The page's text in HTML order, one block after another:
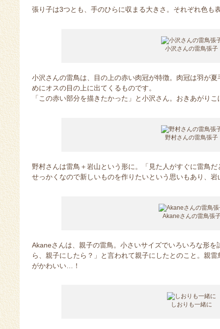
張り子は3つとも、手のひらに収まる大きさ。それぞれ色も
小沢さんの雷鳥張子
小沢さんの雷鳥は、目の上の赤い肉冠が特徴。肉冠は羽が
めにオスの目の上に出てくるものです。
「この赤い部分を描きたかった」と小沢さん。おきあがり
野村さんの雷鳥張子
野村さんは雷鳥＋岩山という形に。「見た人がすぐに雷鳥
せっかくなので新しいものを作りたいという思いもあり、
Akaneさんの雷鳥張
Akaneさんは、親子の雷鳥。小さいサイズでいろいろな形
ら、親子にしたら？」と言われて親子にしたとのこと。親
がかわいい…！
しおりも一緒に